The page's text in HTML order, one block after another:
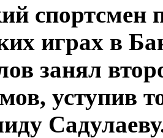
спортсмен
играх в
занял
уступив